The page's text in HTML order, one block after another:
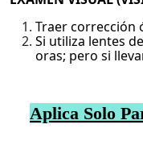
Traer corrección
Si utiliza lentes
oras; pero si
Aplica Solo